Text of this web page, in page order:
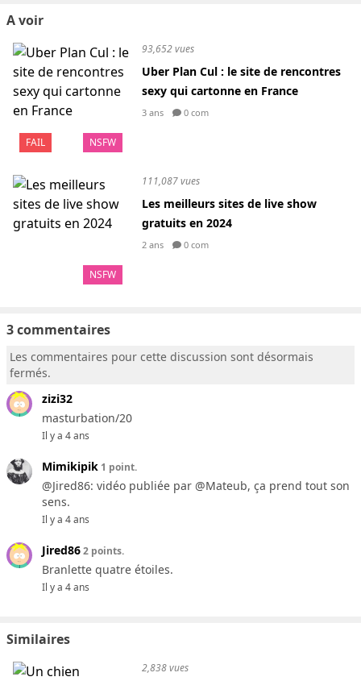
A voir
FAIL NSFW
93,652 vues
Uber Plan Cul : le site de rencontres
sexy qui cartonne en France
3 ans 0 com
NSFW
111,087 vues
Les meilleurs sites de live show
gratuits en 2024
2 ans 0 com
3 commentaires
Les commentaires pour cette discussion sont désormais
fermés.
zizi32
masturbation/20
Il y a 4 ans
Mimikipik 1 point.
@Jired86: vidéo publiée par @Mateub, ça prend tout son
sens.
Il y a 4 ans
Jired862 points.
Branlette quatre étoiles.
Il y a 4 ans
Similaires
2,838 vues